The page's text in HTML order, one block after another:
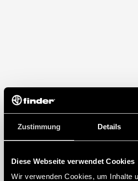
Zustimmung Details
Diese Webseite verwendet Cookies
Wir verwenden Cookies, um Inhalte